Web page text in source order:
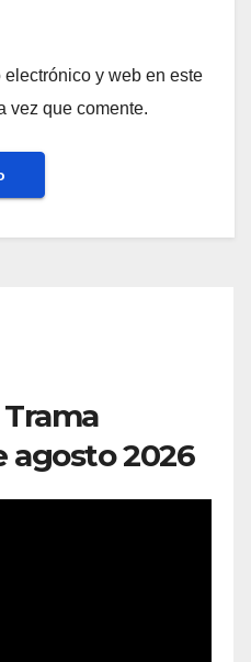
y web en este
vez que comente.
Trama
agosto 2026